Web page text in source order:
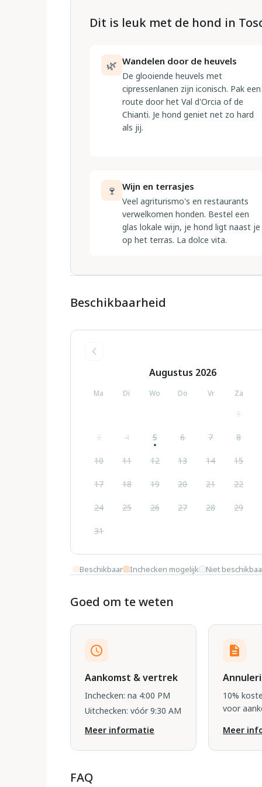
Dit is leuk met de hond in
🌿 Wandelen door de heuvels
De glooiende heuvels met
cipressenlanen zijn iconisch. Pak een
route door het Val d'Orcia of de
Chianti. Je hond geniet net zo hard
als jij.
🍷 Wijn en terrasjes
Veel agriturismo's en restaurants
verwelkomen honden. Bestel een
glas lokale wijn, je hond ligt naast je
op het terras. La dolce vita.
Beschikbaarheid
Augustus 2026
Ma Di Wo Do Vr Za
1
3 4 5 6 7 8
10 11 12 13 14 15
17 18 19 20 21 22
24 25 26 27 28 29
31
Beschikbaar Inchecken mogelijk Niet
Goed om te weten
Aankomst & vertrek
Inchecken: na 4:00 PM
Uitchecken: vóór 9:30 AM
Meer informatie
10%
voor
Meer
FAQ